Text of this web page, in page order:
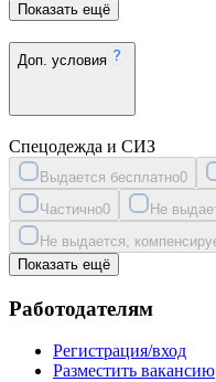
Показать ещё
Доп. условия
Спецодежда и СИЗ
Выдается бесплатно0
Частично0 Не
Не выдается,
Показать ещё
Работодателям
Регистрация/вход
Разместить вакансию